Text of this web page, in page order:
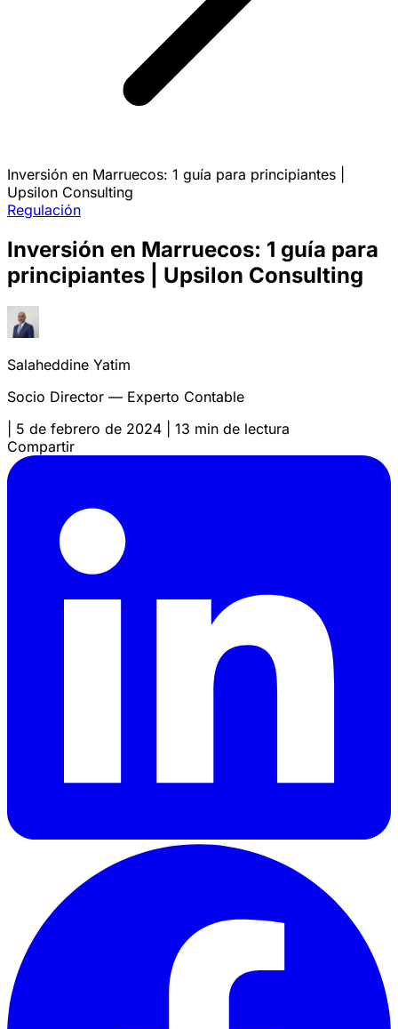
Inversión en Marruecos: 1 guía para principiantes |
Upsilon Consulting
Regulación
Inversión en Marruecos: 1 guía para
principiantes | Upsilon Consulting
Salaheddine Yatim
Socio Director — Experto Contable
5 de febrero de 2024
13 min de lectura
Compartir